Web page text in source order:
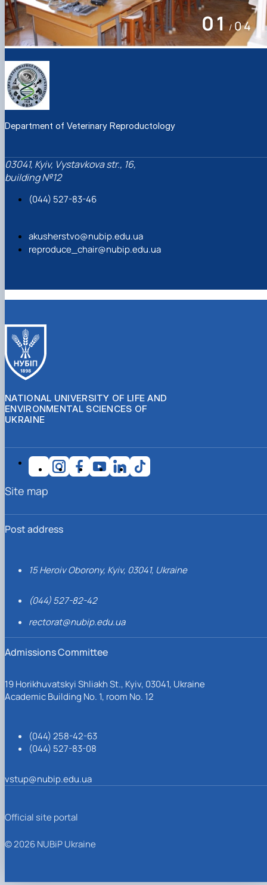
01/ 04
Department of Veterinary Reproductology
03041, Kyiv, Vystavkova str., 16,
building №12
(044) 527-83-46
akusherstvo@nubip.edu.ua
reproduce_chair@nubip.edu.ua
NATIONAL UNIVERSITY OF LIFE AND
ENVIRONMENTAL SCIENCES OF
UKRAINE
Post address
15 Heroiv Oborony, Kyiv, 03041, Ukraine
(044) 527-82-42
rectorat@nubip.edu.ua
Admissions Committee
19 Horikhuvatskyi Shliakh St., Kyiv, 03041, Ukraine
Academic Building No. 1, room No. 12
(044) 258-42-63
(044) 527-83-08
vstup@nubip.edu.ua
Site map
Official site portal
© 2026 NUBiP Ukraine